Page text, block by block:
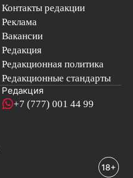
Контакты редакции
Реклама
Вакансии
Редакция
Редакционная политика
Редакционные стандарты
Редакция
+7 (777) 001 44 99